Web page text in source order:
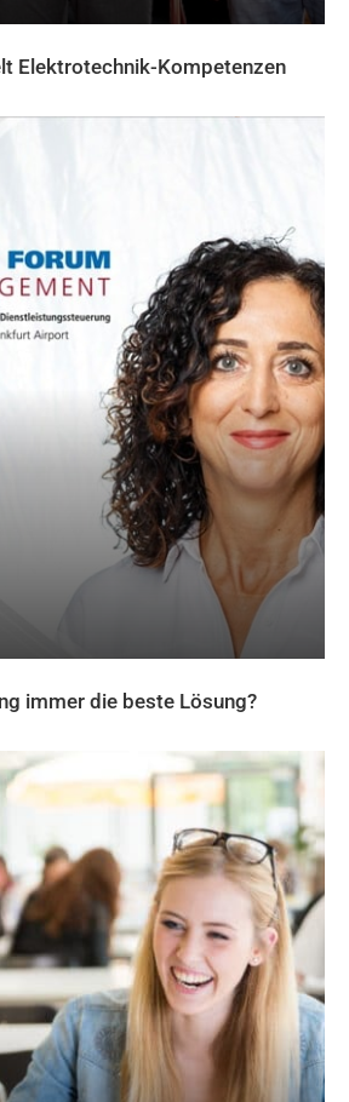
Elektrotechnik-Kompetenzen
immer die beste Lösung?